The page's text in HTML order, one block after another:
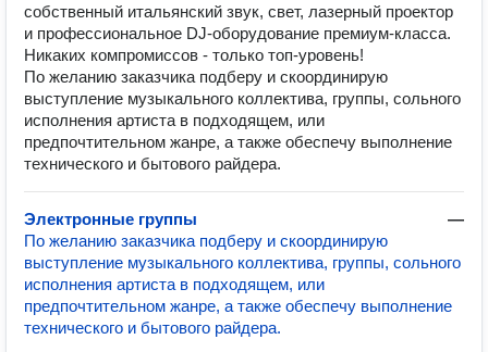
собственный итальянский звук, свет, лазерный проектор
и профессиональное DJ-оборудование премиум-класса.
Никаких компромиссов - только топ-уровень!
По желанию заказчика подберу и скоординирую
выступление музыкального коллектива, группы, сольного
исполнения артиста в подходящем, или
предпочтительном жанре, а также обеспечу выполнение
технического и бытового райдера.
Электронные группы
—
По желанию заказчика подберу и скоординирую
выступление музыкального коллектива, группы, сольного
исполнения артиста в подходящем, или
предпочтительном жанре, а также обеспечу выполнение
технического и бытового райдера.